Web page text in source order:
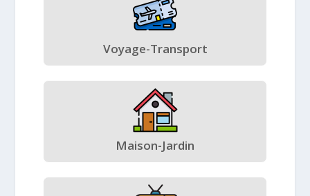
Voyage-Transport
Maison-Jardin